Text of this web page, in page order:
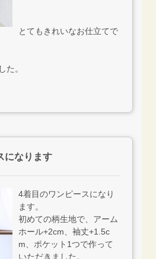
とてもきれいなお仕立てで
た。
になります
4着目のワンピースになり
ます。
初めての柄生地で、アーム
ホール+2cm、袖丈+1.5c
m、ポケット1つで作って
いただきました。